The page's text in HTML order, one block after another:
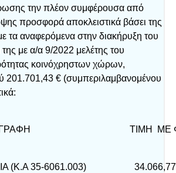
την πλέον συμφέρουσα από
προσφορά αποκλειστικά βάσει της
τα αναφερόμενα στην διακήρυξη του
με α/α 9/2022 μελέτης του
κοινόχρηστων χώρων,
201.701,43 € (συμπεριλαμβανομένου
ΤΙΜΗ ΜΕ
(Κ.Α 35-6061.003)